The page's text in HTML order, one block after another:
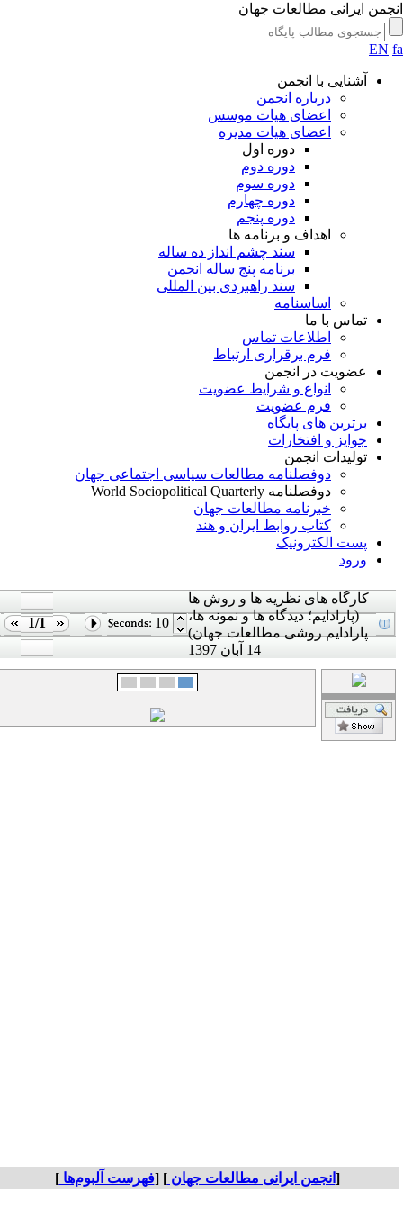
ایرانی مطالعات جهان
EN
آشنایی با انجمن
درباره انجمن
اعضای هیات موسس
اعضای هیات مدیره
دوره اول
دوره دوم
دوره سوم
دوره چهارم
دوره پنجم
اهداف و برنامه ها
سند چشم انداز ده ساله
برنامه پنج ساله انجمن
سند راهبردی بین المللی
اساسنامه
تماس با ما
اطلاعات تماس
فرم برقراری ارتباط
عضویت در انجمن
انواع و شرایط عضویت
فرم عضویت
برترین های پایگاه
جوایز و افتخارات
تولیدات انجمن
دوفصلنامه مطالعات سیاسی اجتماعی جهان
دوفصلنامه World Sociopolitical Quarterly
خبرنامه مطالعات جهان
کتاب روابط ایران و هند
پست الکترونیک
ورود
1/1 10
کارگاه های نظریه ها و روش ها
(پارادایم؛ دیدگاه ها و نمونه ها،
پارادایم روشی مطالعات جهان)
14 آبان 1397
انجمن ایرانی مطالعات جهان] [ فهرست آلبوم‌ها]